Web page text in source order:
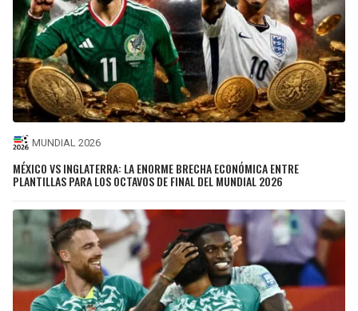
MUNDIAL 2026
MÉXICO VS INGLATERRA: LA ENORME BRECHA ECONÓMICA ENTRE
PLANTILLAS PARA LOS OCTAVOS DE FINAL DEL MUNDIAL 2026